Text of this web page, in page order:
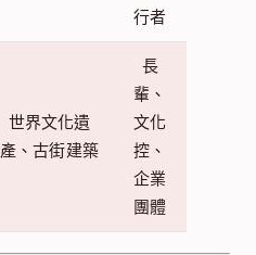
行者
世界文化遺
產、古街建築
長
輩、
文化
控、
企業
團體